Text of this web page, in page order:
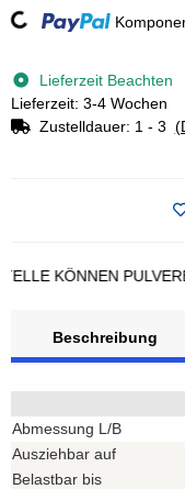
Loading...
Lieferzeit Beachten
Lieferzeit: 3-4 Wochen
Zustelldauer: 1 - 3
KÖNNEN
Beschreibung
Abmessung L/B
Ausziehbar auf
Belastbar bis